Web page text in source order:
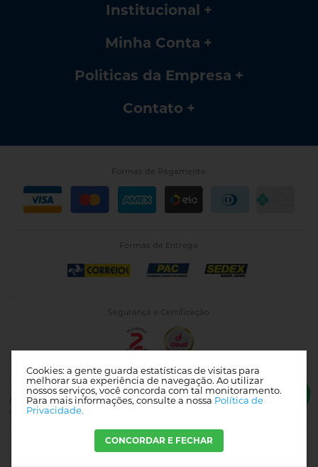
Cookies: a gente guarda estatísticas de visitas para
melhorar sua experiência de navegação. Ao utilizar
nossos serviços, você concorda com tal monitoramento.
Para mais informações, consulte a nossa Política de
Privacidade.
CONCORDAR E FECHAR
Institucional
Minha Conta
Politicas da Empresa
Contato
Photo 43 | CNPJ: 26.475.488/0001-05 | Av. Nilo Peçanha, 50, Centro, Sala 1002 - Rio
de Janeiro - RJ - CEP: 20020-906. |
Crie sua loja virtualcom a melhor empresa de e-commerce do Brasil.